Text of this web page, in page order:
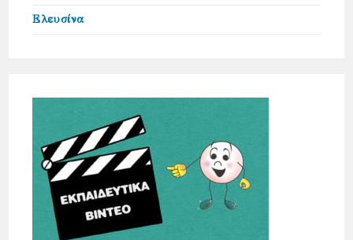
Ελευσίνα